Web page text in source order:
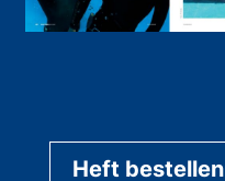
Heft bestellen